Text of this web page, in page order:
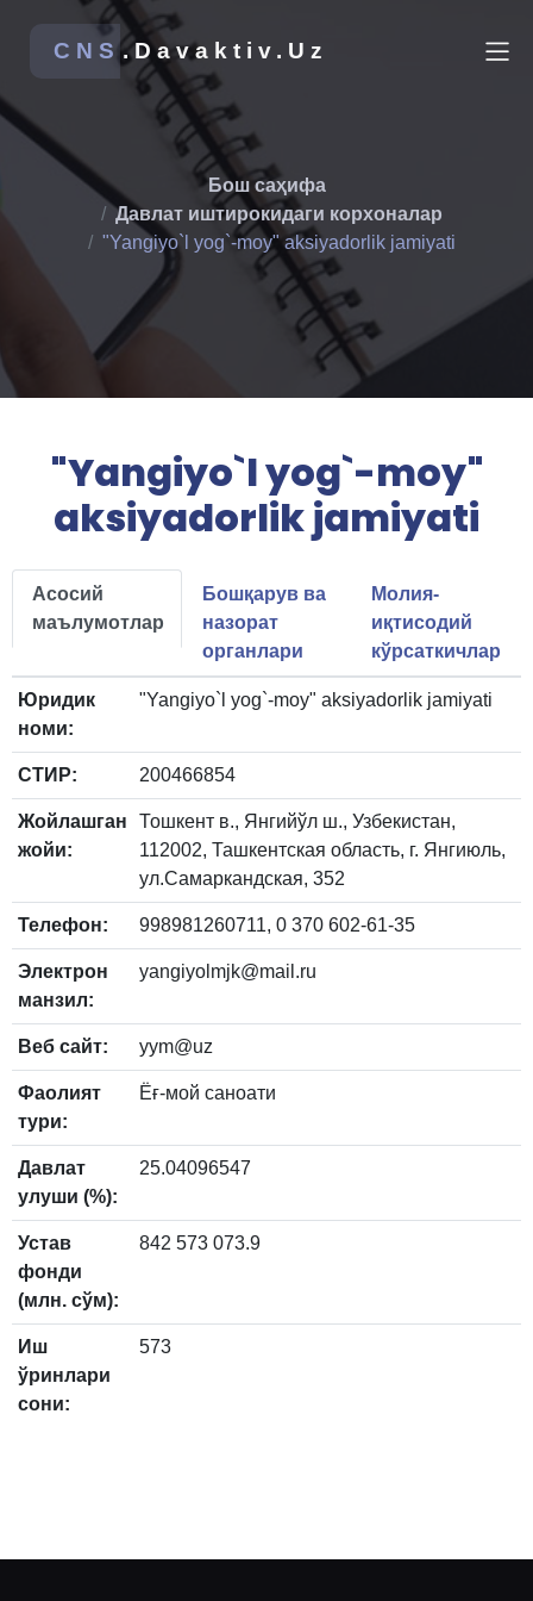
CNS.Davaktiv.Uz
Бош саҳифа
Давлат иштирокидаги корхоналар
"Yangiyo`l yog`-moy" aksiyadorlik jamiyati
"Yangiyo`l yog`-moy"
aksiyadorlik jamiyati
Асосий
маълумотлар
Бошқарув ва
назорат
органлари
Молия-
иқтисодий
кўрсаткичлар
Юридик
номи:
"Yangiyo`l yog`-moy" aksiyadorlik jamiyati
СТИР: 200466854
Жойлашган
жойи:
Тошкент в., Янгийўл ш., Узбекистан,
112002, Ташкентская область, г. Янгиюль,
ул.Самаркандская, 352
Телефон: 998981260711, 0 370 602-61-35
Электрон
манзил:
yangiyolmjk@mail.ru
Веб сайт: yym@uz
Фаолият
тури:
Ёғ-мой саноати
Давлат
улуши (%):
25.04096547
Устав
фонди
(млн. сўм):
842 573 073.9
Иш
ўринлари
сони:
573